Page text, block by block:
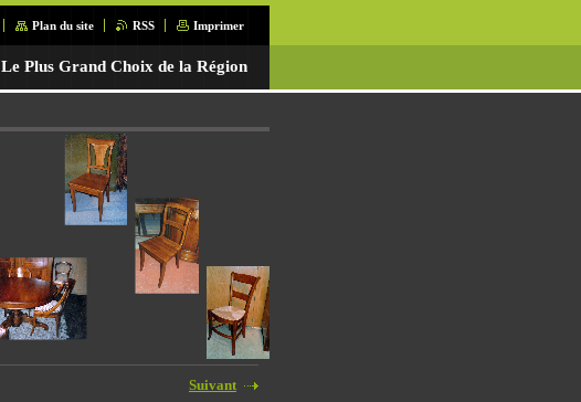
Plan du site RSS Imprimer
Le Plus Grand Choix de la Région
Suivant